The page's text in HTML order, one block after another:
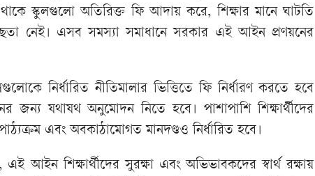
স্কুলগুলো অতিরিক্ত ফি আদায় করে, শিক্ষার মানে ঘাটতি
নেই। এসব সমস্যা সমাধানে সরকার এই আইন প্রণয়নের
নির্ধারিত নীতিমালার ভিত্তিতে ফি নির্ধারণ করতে হবে
জন্য যথাযথ অনুমোদন নিতে হবে। পাশাপাশি শিক্ষার্থীদের
এবং অবকাঠামোগত মানদণ্ডও নির্ধারিত হবে।
এই আইন শিক্ষার্থীদের সুরক্ষা এবং অভিভাবকদের স্বার্থ রক্ষায়